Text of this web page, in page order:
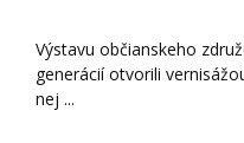
Výstavu občianskeho
generácií otvorili
nej ...